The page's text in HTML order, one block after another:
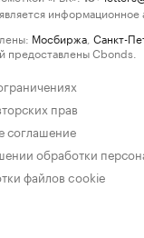
информационное
Мосбиржа Санкт-
предоставлены Cbonds.
прав
соглашение
обработки
файлов cookie